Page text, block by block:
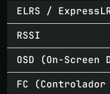
ELRS /
RSSI
OSD (On-Screen
FC (Controlador